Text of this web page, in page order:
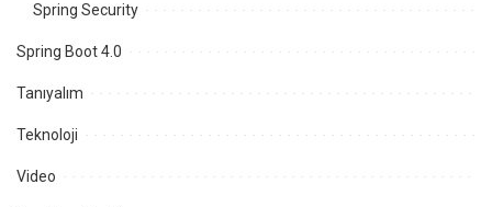
Spring Security
Spring Boot 4.0
Tanıyalım
Teknoloji
Video